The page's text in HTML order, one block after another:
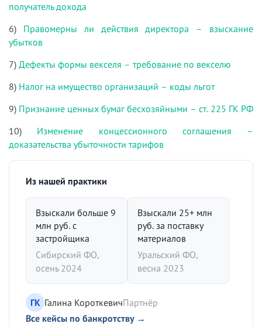
получатель дохода
6) Правомерны ли действия директора – взыскание
убытков
7) Дефекты формы векселя – требование по векселю
8) Налог на имущество организаций – коды льгот
9) Признание ценных бумаг бесхозяйными – ст. 225 ГК РФ
10) Изменение концессионного соглашения –
доказательства убыточности тарифов
Из нашей практики
Взыскали больше 9
млн руб. с
застройщика
Сибирский ФО,
осень 2024
Взыскали 25+ млн
руб. за поставку
материалов
Уральский ФО,
весна 2023
ГК Галина КороткевичПартнёр
Все кейсы по банкротству →